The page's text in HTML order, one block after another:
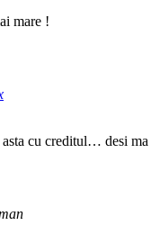
mare !
asta cu creditul… desi